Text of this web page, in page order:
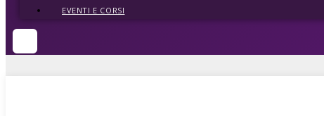
EVENTI E CORSI